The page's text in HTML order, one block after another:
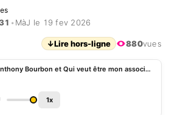
• MàJ le 19 fev 2026
↓Lire hors-ligne 880vues
Anthony Bourbon et Qui veut être mon associé, c’est terminé
1x